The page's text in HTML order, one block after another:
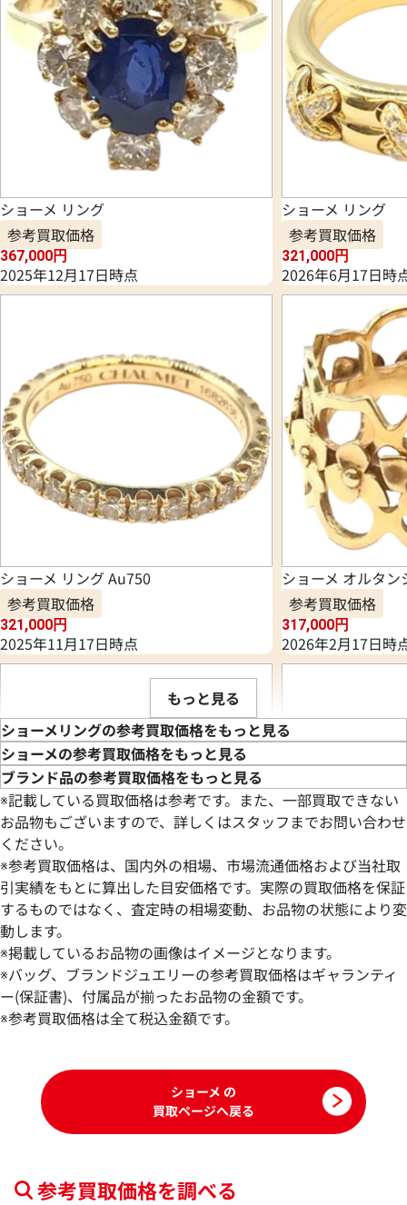
ショーメ リング
参考買取価格
367,000円
2025年12月17日時点
ショーメ リング
参考買取価格
321,000円
2026年6月17日時
ショーメ リング Au750
参考買取価格
321,000円
2025年11月17日時点
ショーメ オルタン
参考買取価格
317,000円
2026年2月17日時
ショーメ ビードゥショーメ リング
参考買取価格
288,000円
2025年5月17日時点
ショーメ リング
参考買取価格
285,000
もっと見る
ショーメリングの参考買取価格をもっと見る
ショーメの参考買取価格をもっと見る
ブランド品の参考買取価格をもっと見る
※記載している買取価格は参考です。また、一部買取できない
お品物もございますので、詳しくはスタッフまでお問い合わせ
ください。
※参考買取価格は、国内外の相場、市場流通価格および当社取
引実績をもとに算出した目安価格です。実際の買取価格を保証
するものではなく、査定時の相場変動、お品物の状態により変
動します。
※掲載しているお品物の画像はイメージとなります。
※バッグ、ブランドジュエリーの参考買取価格はギャランティ
ー(保証書)、付属品が揃ったお品物の金額です。
※参考買取価格は全て税込金額です。
ショーメ の
買取ページへ戻る
参考買取価格を調べる